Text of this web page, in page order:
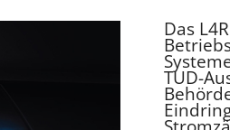
Das
TUD-